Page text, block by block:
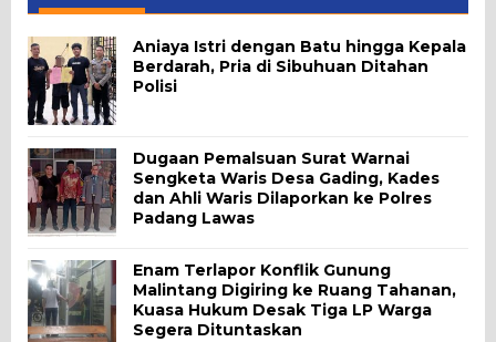
Aniaya Istri dengan Batu hingga Kepala
Berdarah, Pria di Sibuhuan Ditahan
Polisi
Dugaan Pemalsuan Surat Warnai
Sengketa Waris Desa Gading, Kades
dan Ahli Waris Dilaporkan ke Polres
Padang Lawas
Enam Terlapor Konflik Gunung
Malintang Digiring ke Ruang Tahanan,
Kuasa Hukum Desak Tiga LP Warga
Segera Dituntaskan